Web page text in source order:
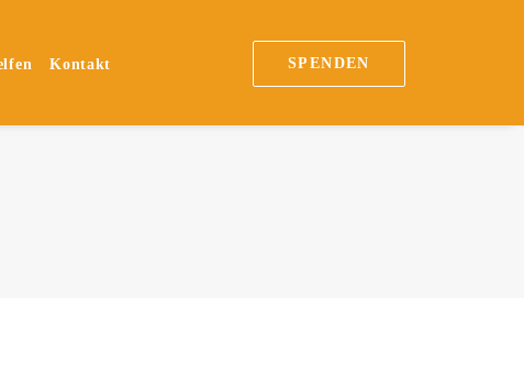
Kontakt SPENDEN